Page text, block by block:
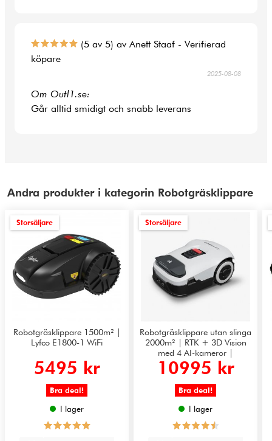
(5 av 5) av Anett Staaf - Verifierad
köpare
2025-08-08
Om Outl1.se:
Går alltid smidigt och snabb leverans
Andra produkter i kategorin Robotgräsklippare
Storsäljare
Robotgräsklippare 1500m² |
Lyfco E1800-1 WiFi
5495 kr
Bra deal!
I lager
Storsäljare
Robotgräsklippare utan slinga
2000m² | RTK + 3D Vision
med 4 AI-kameror |
ANTHBOT Genie 1000
10995 kr
Bra deal!
I lager